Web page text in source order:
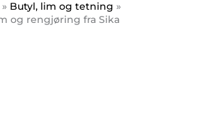
Butyl, lim og tetning
og rengjøring fra Sika